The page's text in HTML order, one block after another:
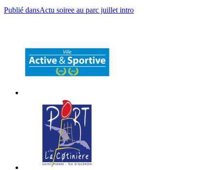
Publié dansActu soiree au parc juillet intro